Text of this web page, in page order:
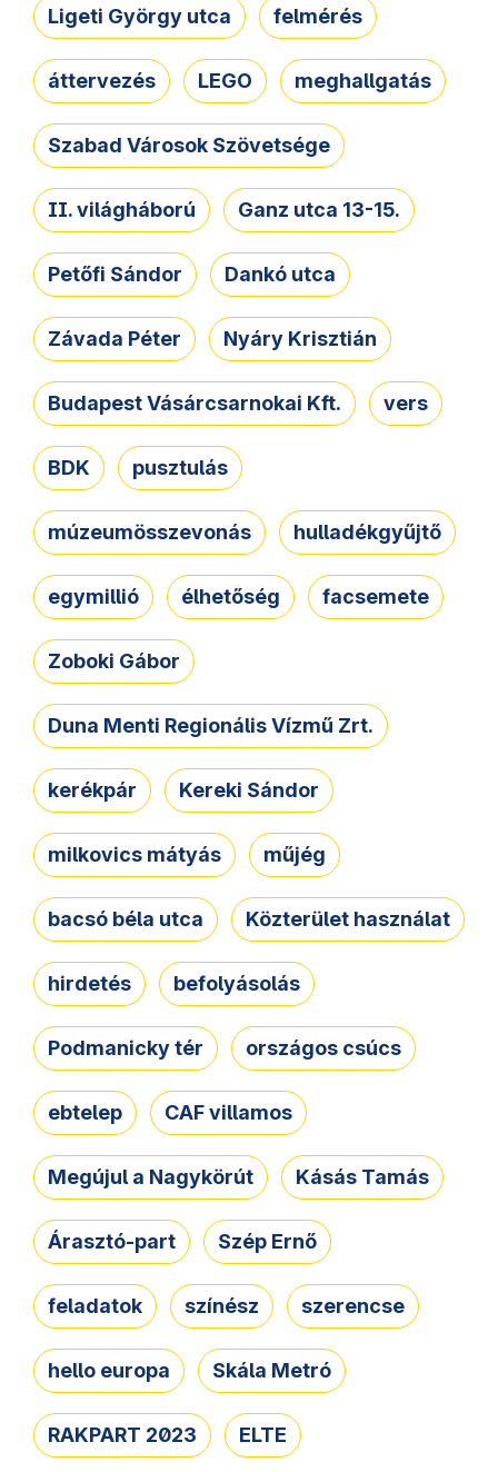
Ligeti György utca felmérés
áttervezés LEGO meghallgatás
Szabad Városok Szövetsége
II. világháború Ganz utca 13-15.
Petőfi Sándor Dankó utca
Závada Péter Nyáry Krisztián
Budapest Vásárcsarnokai Kft. vers
BDK pusztulás
múzeumösszevonás hulladékgyűjtő
egymillió élhetőség facsemete
Zoboki Gábor
Duna Menti Regionális Vízmű Zrt.
kerékpár Kereki Sándor
milkovics mátyás műjég
bacsó béla utca Közterület használat
hirdetés befolyásolás
Podmanicky tér országos csúcs
ebtelep CAF villamos
Megújul a Nagykörút Kásás Tamás
Árasztó-part Szép Ernő
feladatok színész szerencse
hello europa Skála Metró
RAKPART 2023 ELTE